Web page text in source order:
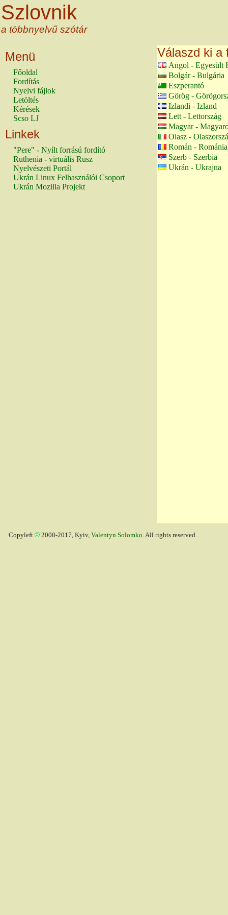
Szlovnik
a többnyelvű szótár
Menü
Főoldal
Fordítás
Nyelvi fájlok
Letöltés
Kérések
Scso LJ
Linkek
"Pere" - Nyílt forrású fordító
Ruthenia - virtuális Rusz
Nyelvészeti Portál
Ukrán Linux Felhasználói Csoport
Ukrán Mozilla Projekt
Válaszd ki a
Angol - Egyesült
Bolgár - Bulgária
Eszperantó
Görög -
Izlandi - Izland
Lett - Lettország
Magyar -
Olasz -
Román - Románia
Szerb - Szerbia
Ukrán - Ukrajna
Copyleft 2000-2017, Kyiv, Valentyn Solomko. All rights reserved.